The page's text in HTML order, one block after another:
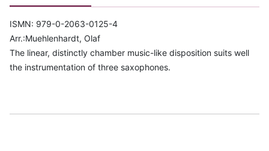
ISMN: 979-0-2063-0125-4
Arr.:Muehlenhardt, Olaf
The linear, distinctly chamber music-like disposition suits well
the instrumentation of three saxophones.